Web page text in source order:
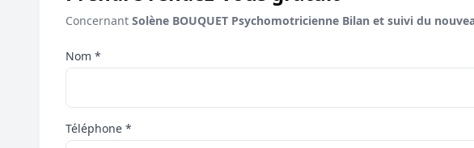
Concernant Solène BOUQUET Psychomotricienne Bilan et suivi du
Nom *
Téléphone *